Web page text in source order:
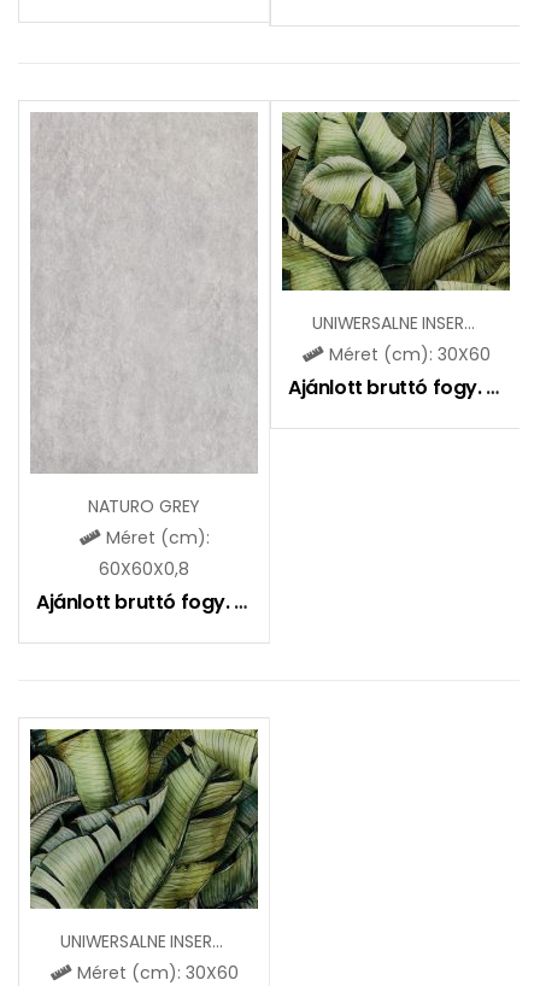
NATURO GREY
Méret (cm):
60X60X0,8
Ajánlott bruttó fogy. ár:
UNIWERSALNE INSERTO SZKLANE LEAF A
Méret (cm): 30X60
Ajánlott bruttó fogy. ár:
UNIWERSALNE INSERTO SZKLANE LEAF B
Méret (cm): 30X60